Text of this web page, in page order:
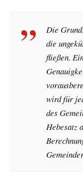
Die
die
fließen.
wird für
des
Hebesatz